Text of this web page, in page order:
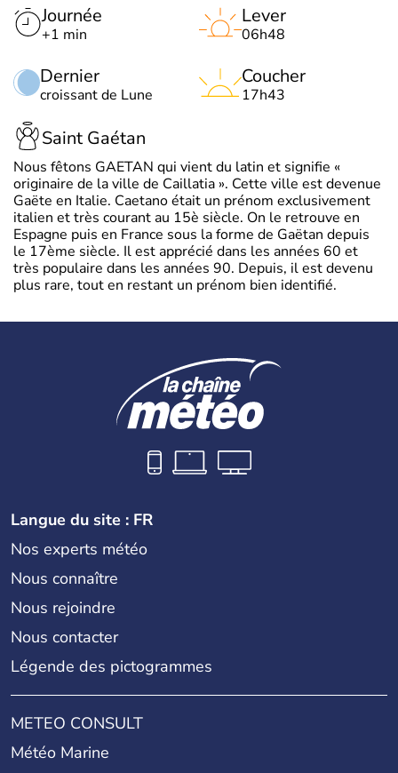
Journée
+1 min
Dernier
croissant de Lune
Lever
06h48
Coucher
17h43
Saint Gaétan
Nous fêtons GAETAN qui vient du latin et signifie «
originaire de la ville de Caillatia ». Cette ville est devenue
Gaëte en Italie. Caetano était un prénom exclusivement
italien et très courant au 15è siècle. On le retrouve en
Espagne puis en France sous la forme de Gaëtan depuis
le 17ème siècle. Il est apprécié dans les années 60 et
très populaire dans les années 90. Depuis, il est devenu
plus rare, tout en restant un prénom bien identifié.
Langue du site : FR
Nos experts météo
Nous connaître
Nous rejoindre
Nous contacter
Légende des pictogrammes
METEO CONSULT
Météo Marine